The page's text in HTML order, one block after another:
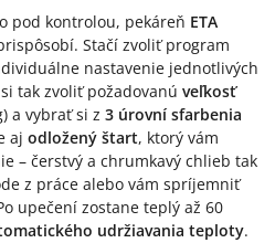
pod kontrolou, pekáreň ETA
Stačí zvoliť program
nastavenie jednotlivých
tak zvoliť požadovanú veľkosť
a vybrať si z 3 úrovní sfarbenia
aj odložený štart, ktorý vám
– čerstvý a chrumkavý chlieb tak
z práce alebo vám spríjemniť
upečení zostane teplý až 60
udržiavania teploty.